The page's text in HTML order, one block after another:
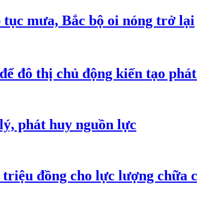
tục mưa, Bắc bộ oi nóng trở lại
đô thị chủ động kiến tạo
phát huy nguồn lực
đồng cho lực lượng chữa